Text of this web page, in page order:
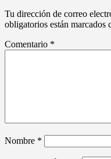
Tu dirección de correo
obligatorios están marcados
Comentario *
Nombre *